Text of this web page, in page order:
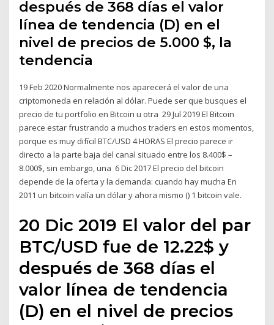
después de 368 días el valor
línea de tendencia (D) en el
nivel de precios de 5.000 $, la
tendencia
19 Feb 2020 Normalmente nos aparecerá el valor de una
criptomoneda en relación al dólar. Puede ser que busques el
precio de tu portfolio en Bitcoin u otra 29 Jul 2019 El Bitcoin
parece estar frustrando a muchos traders en estos momentos,
porque es muy difícil BTC/USD 4 HORAS El precio parece ir
directo a la parte baja del canal situado entre los 8.400$ –
8.000$, sin embargo, una 6 Dic 2017 El precio del bitcoin
depende de la oferta y la demanda: cuando hay mucha En
2011 un bitcoin valía un dólar y ahora mismo () 1 bitcoin vale.
20 Dic 2019 El valor del par
BTC/USD fue de 12.22$ y
después de 368 días el
valor línea de tendencia
(D) en el nivel de precios